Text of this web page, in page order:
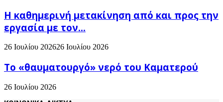
H καθημερινή μετακίνηση από και προς την
εργασία με τον...
26 Ιουλίου 202626 Ιουλίου 2026
Το «θαυματουργό» νερό του Καματερού
26 Ιουλίου 2026